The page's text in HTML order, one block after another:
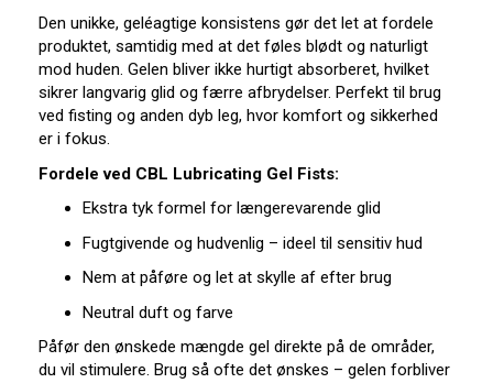
Den unikke, geléagtige konsistens gør det let at fordele
produktet, samtidig med at det føles blødt og naturligt
mod huden. Gelen bliver ikke hurtigt absorberet, hvilket
sikrer langvarig glid og færre afbrydelser. Perfekt til brug
ved fisting og anden dyb leg, hvor komfort og sikkerhed
er i fokus.
Fordele ved CBL Lubricating Gel Fists:
Ekstra tyk formel for længerevarende glid
Fugtgivende og hudvenlig – ideel til sensitiv hud
Nem at påføre og let at skylle af efter brug
Neutral duft og farve
Påfør den ønskede mængde gel direkte på de områder,
du vil stimulere. Brug så ofte det ønskes – gelen forbliver